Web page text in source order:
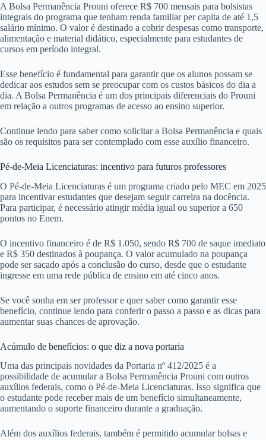
A Bolsa Permanência Prouni oferece R$ 700 mensais para bolsistas
integrais do programa que tenham renda familiar per capita de até 1,5
salário mínimo. O valor é destinado a cobrir despesas como transporte,
alimentação e material didático, especialmente para estudantes de
cursos em período integral.
Esse benefício é fundamental para garantir que os alunos possam se
dedicar aos estudos sem se preocupar com os custos básicos do dia a
dia. A Bolsa Permanência é um dos principais diferenciais do Prouni
em relação a outros programas de acesso ao ensino superior.
Continue lendo para saber como solicitar a Bolsa Permanência e quais
são os requisitos para ser contemplado com esse auxílio financeiro.
Pé-de-Meia Licenciaturas: incentivo para futuros professores
O Pé-de-Meia Licenciaturas é um programa criado pelo MEC em 2025
para incentivar estudantes que desejam seguir carreira na docência.
Para participar, é necessário atingir média igual ou superior a 650
pontos no Enem.
O incentivo financeiro é de R$ 1.050, sendo R$ 700 de saque imediato
e R$ 350 destinados à poupança. O valor acumulado na poupança
pode ser sacado após a conclusão do curso, desde que o estudante
ingresse em uma rede pública de ensino em até cinco anos.
Se você sonha em ser professor e quer saber como garantir esse
benefício, continue lendo para conferir o passo a passo e as dicas para
aumentar suas chances de aprovação.
Acúmulo de benefícios: o que diz a nova portaria
Uma das principais novidades da Portaria nº 412/2025 é a
possibilidade de acumular a Bolsa Permanência Prouni com outros
auxílios federais, como o Pé-de-Meia Licenciaturas. Isso significa que
o estudante pode receber mais de um benefício simultaneamente,
aumentando o suporte financeiro durante a graduação.
Além dos auxílios federais, também é permitido acumular bolsas e